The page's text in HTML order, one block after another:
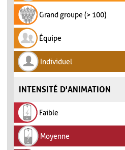
Grand groupe (> 100)
Équipe
Individuel
INTENSITÉ D'ANIMATION
Faible
Moyenne